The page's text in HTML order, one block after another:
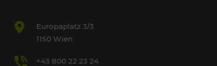
Europaplatz 3/3
1150 Wien
+43 800 22 23 24